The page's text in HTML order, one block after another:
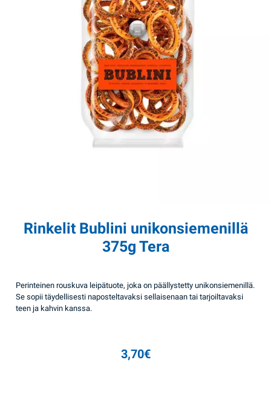
Rinkelit Bublini unikonsiemenillä
375g Tera
Perinteinen rouskuva leipätuote, joka on päällystetty unikonsiemenillä.
Se sopii täydellisesti naposteltavaksi sellaisenaan tai tarjoiltavaksi
teen ja kahvin kanssa.
3,70€